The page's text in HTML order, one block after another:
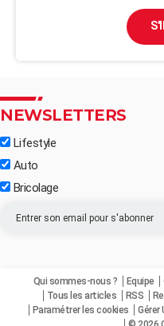
NEWSLETTERS
Lifestyle
Auto
Bricolage
Qui sommes-nous ? Equipe
Tous les articles
RSS
Paramétrer les cookies
Gérer